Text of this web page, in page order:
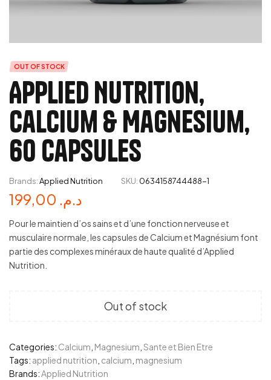
OUT OF STOCK
Applied Nutrition,
Calcium & Magnesium,
60 Capsules
Brands:Applied Nutrition SKU: 0634158744488-1
د.م.
Pour le maintien d’os sains et d’une fonction nerveuse et
musculaire normale, les capsules de Calcium et Magnésium font
partie des complexes minéraux de haute qualité d’Applied
Nutrition.
Out of stock
Categories: Calcium Magnesium Sante et Bien Etre
Tags: applied nutrition calcium magnesium
Brands:Applied Nutrition